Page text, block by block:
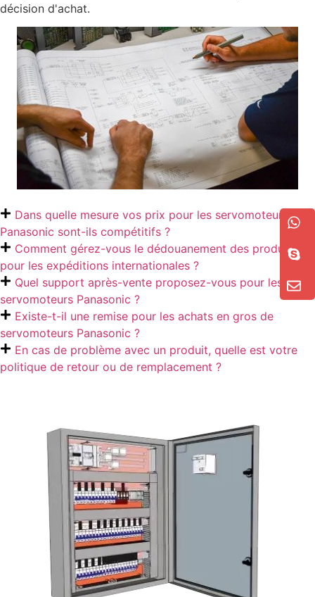
décision d'achat.
Dans quelle mesure vos prix pour les servomoteurs
Panasonic sont-ils compétitifs ?
Comment gérez-vous le dédouanement des produits
pour les expéditions internationales ?
Quel support après-vente proposez-vous pour les
servomoteurs Panasonic ?
Existe-t-il une remise pour les achats en gros de
servomoteurs Panasonic ?
En cas de problème avec un produit, quelle est votre
politique de retour ou de remplacement ?